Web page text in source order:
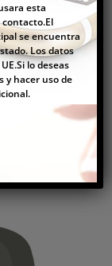
esta
se encuentra
Los datos
lo deseas
y hacer uso de